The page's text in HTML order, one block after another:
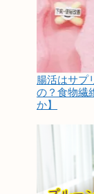
腸活はサプ
の？食物繊
か】